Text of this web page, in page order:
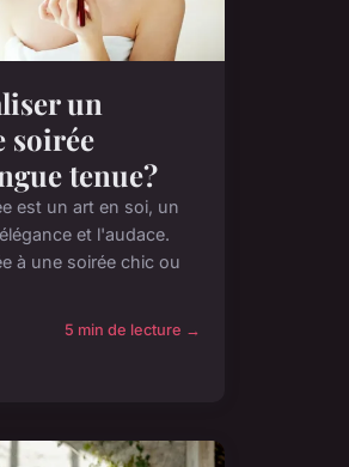
un
soirée
tenue?
est un art en soi, un
et l'audace.
à une soirée chic ou
5 min de lecture →